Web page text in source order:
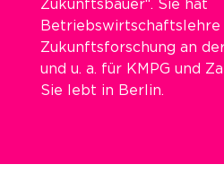
Zukunftsbauer“. Sie hat
Betriebswirtschaftslehre
Zukunftsforschung an
und u. a. für KMPG und
Sie lebt in Berlin.